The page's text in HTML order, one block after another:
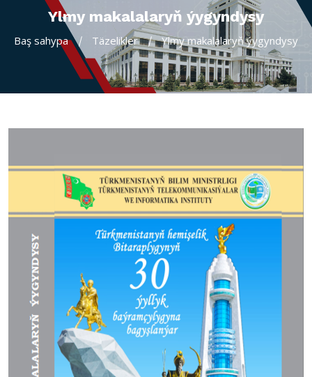
Ylmy makalalaryň ýygyndysy
Baş sahypa Täzelikler Ylmy makalalaryň ýygyndysy